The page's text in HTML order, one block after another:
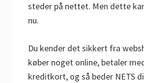
steder på nettet. Men dette
nu.
Du kender det sikkert fra
køber noget online, betaler
kreditkort, og så beder NETS